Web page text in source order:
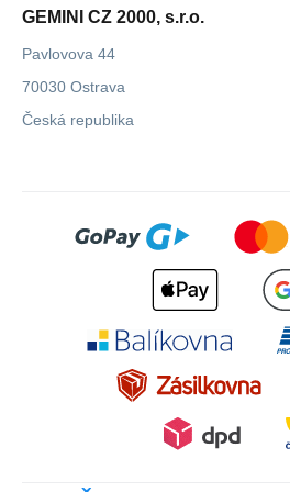
GEMINI CZ 2000, s.r.o.
Pavlovova 44
70030 Ostrava
Česká republika